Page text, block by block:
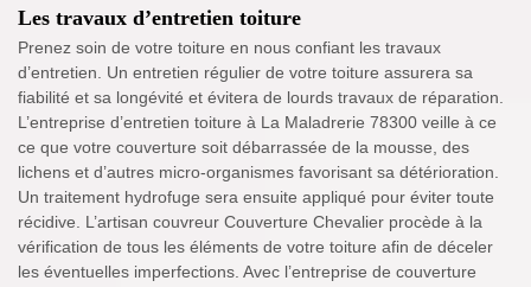
Les travaux d’entretien toiture
Prenez soin de votre toiture en nous confiant les travaux
d’entretien. Un entretien régulier de votre toiture assurera sa
fiabilité et sa longévité et évitera de lourds travaux de réparation.
L’entreprise d’entretien toiture à La Maladrerie 78300 veille à ce
ce que votre couverture soit débarrassée de la mousse, des
lichens et d’autres micro-organismes favorisant sa détérioration.
Un traitement hydrofuge sera ensuite appliqué pour éviter toute
récidive. L’artisan couvreur Couverture Chevalier procède à la
vérification de tous les éléments de votre toiture afin de déceler
les éventuelles imperfections. Avec l’entreprise de couverture